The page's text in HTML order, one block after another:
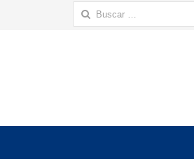
Buscar: